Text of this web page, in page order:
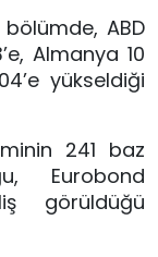
ABD
Almanya 10
yükseldiği
241 baz
Eurobond
görüldüğü